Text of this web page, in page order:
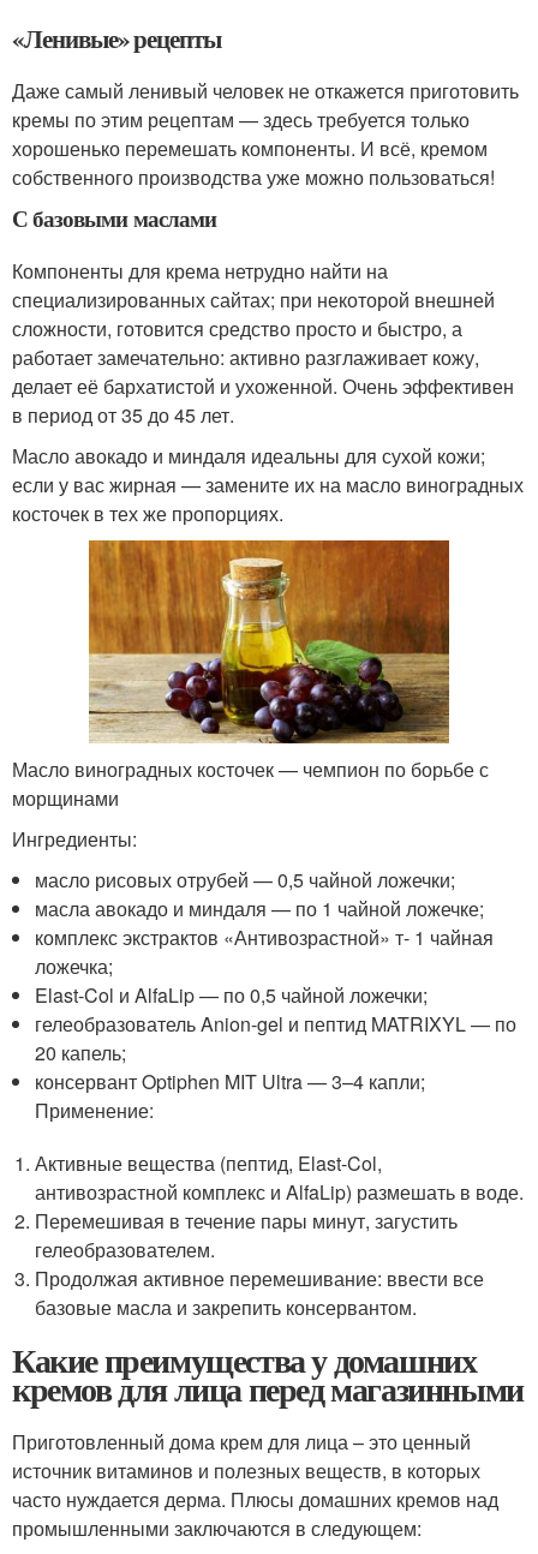
«Ленивые» рецепты
Даже самый ленивый человек не откажется приготовить
кремы по этим рецептам — здесь требуется только
хорошенько перемешать компоненты. И всё, кремом
собственного производства уже можно пользоваться!
С базовыми маслами
Компоненты для крема нетрудно найти на
специализированных сайтах; при некоторой внешней
сложности, готовится средство просто и быстро, а
работает замечательно: активно разглаживает кожу,
делает её бархатистой и ухоженной. Очень эффективен
в период от 35 до 45 лет.
Масло авокадо и миндаля идеальны для сухой кожи;
если у вас жирная — замените их на масло виноградных
косточек в тех же пропорциях.
Масло виноградных косточек — чемпион по борьбе с
морщинами
Ингредиенты:
масло рисовых отрубей — 0,5 чайной ложечки;
масла авокадо и миндаля — по 1 чайной ложечке;
комплекс экстрактов «Антивозрастной» т- 1 чайная
ложечка;
Elast-Col и AlfaLip — по 0,5 чайной ложечки;
гелеобразователь Anion-gel и пептид MATRIXYL — по
20 капель;
консервант Optiphen MIT Ultra — 3–4 капли;
Применение:
Активные вещества (пептид, Elast-Col,
антивозрастной комплекс и AlfaLip) размешать в воде.
Перемешивая в течение пары минут, загустить
гелеобразователем.
Продолжая активное перемешивание: ввести все
базовые масла и закрепить консервантом.
Какие преимущества у домашних
кремов для лица перед магазинными
Приготовленный дома крем для лица – это ценный
источник витаминов и полезных веществ, в которых
часто нуждается дерма. Плюсы домашних кремов над
промышленными заключаются в следующем: